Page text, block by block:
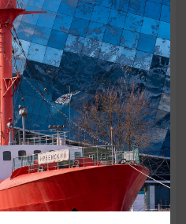
3 ДНЯ/2 НОЧИ